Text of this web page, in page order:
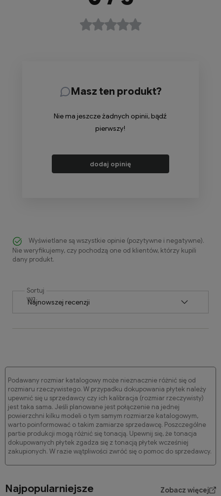
Masz ten produkt?
Nie ma jeszcze żadnych opinii, bądź
pierwszy!
dodaj opinię
Wyświetlane są wszystkie opinie (pozytywne i negatywne).
Nie weryfikujemy, czy pochodzą one od klientów, którzy kupili
dany produkt.
Sortuj
wg
Podawany rozmiar katalogowy może nieznacznie różnić się od
rozmiaru rzeczywistego. W przypadku dokupowania płytek należy
upewnić się u sprzedawcy czy ich kalibracja (rozmiar rzeczywisty)
jest taka sama. Jeśli planowane jest połączenie na jednej
powierzchni kilku modeli o tym samym rozmiarze katalogowym,
warto poinformować o takim zamiarze sprzedawcę. Poszczególne
partie produkcji mogą różnić się tonacją. Upewnij się, że tonacja
dokupowanych płytek zgadza się z tonacją płytek wcześniej
zakupionych. W razie wątpliwości zwróć się o pomoc do sprzedawcy.
Najpopularniejsze Zobacz więcej